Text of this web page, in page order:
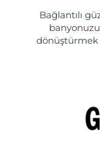
Bağlantılı
dönüştürmek